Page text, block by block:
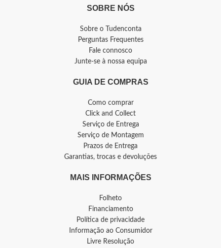
SOBRE NÓS
Sobre o Tudenconta
Perguntas Frequentes
Fale connosco
Junte-se à nossa equipa
GUIA DE COMPRAS
Como comprar
Click and Collect
Serviço de Entrega
Serviço de Montagem
Prazos de Entrega
Garantias, trocas e devoluções
MAIS INFORMAÇÕES
Folheto
Financiamento
Política de privacidade
Informação ao Consumidor
Livre Resolução